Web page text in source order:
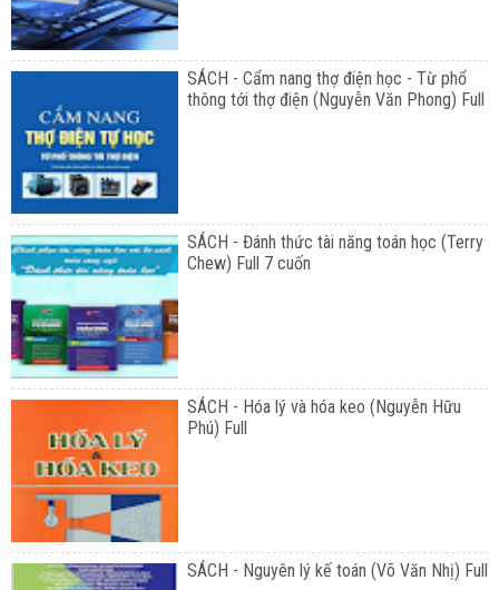
SÁCH - Cẩm nang thợ điện học - Từ phổ
thông tới thợ điện (Nguyễn Văn Phong) Full
SÁCH - Đánh thức tài năng toán học (Terry
Chew) Full 7 cuốn
SÁCH - Hóa lý và hóa keo (Nguyễn Hữu
Phú) Full
SÁCH - Nguyên lý kế toán (Võ Văn Nhị) Full